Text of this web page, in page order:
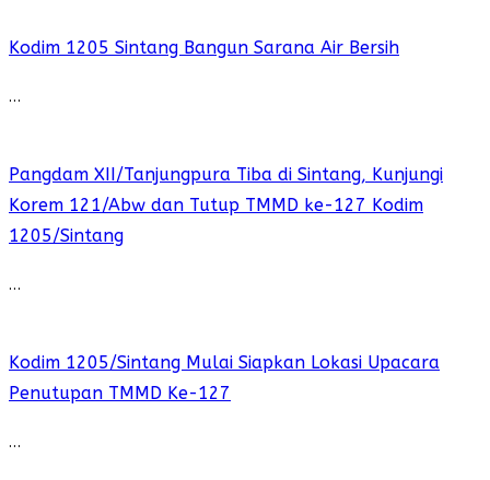
Kodim 1205 Sintang Bangun Sarana Air Bersih
…
Pangdam XII/Tanjungpura Tiba di Sintang, Kunjungi
Korem 121/Abw dan Tutup TMMD ke-127 Kodim
1205/Sintang
…
Kodim 1205/Sintang Mulai Siapkan Lokasi Upacara
Penutupan TMMD Ke-127
…